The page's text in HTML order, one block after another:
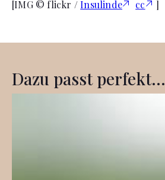
[IMG © flickr /Insulinde cc ]
Dazu passt perfekt...